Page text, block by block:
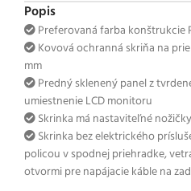
Popis
Preferovaná farba konštrukcie
Kovová ochranná skriňa na
mm
Predný sklenený panel z
umiestnenie LCD monitoru
Skrinka má nastaviteľné nožičky
Skrinka bez elektrického
policou v spodnej priehradke,
otvormi pre napájacie káble na